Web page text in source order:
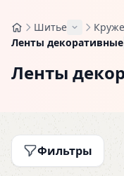
Шитье
Ленты декоративные
Ленты
Фильтры